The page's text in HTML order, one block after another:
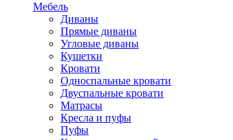
Мебель
Диваны
Прямые диваны
Угловые диваны
Кушетки
Кровати
Односпальные кровати
Двуспальные кровати
Матрасы
Кресла и пуфы
Пуфы